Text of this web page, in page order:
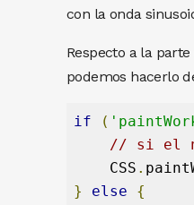
con la onda
Respecto a la
podemos hacerlo
if (
// si el
    CSS
.
}
else
{